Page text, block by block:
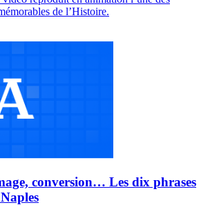
de l’Histoire.
conversion… Les dix phrases